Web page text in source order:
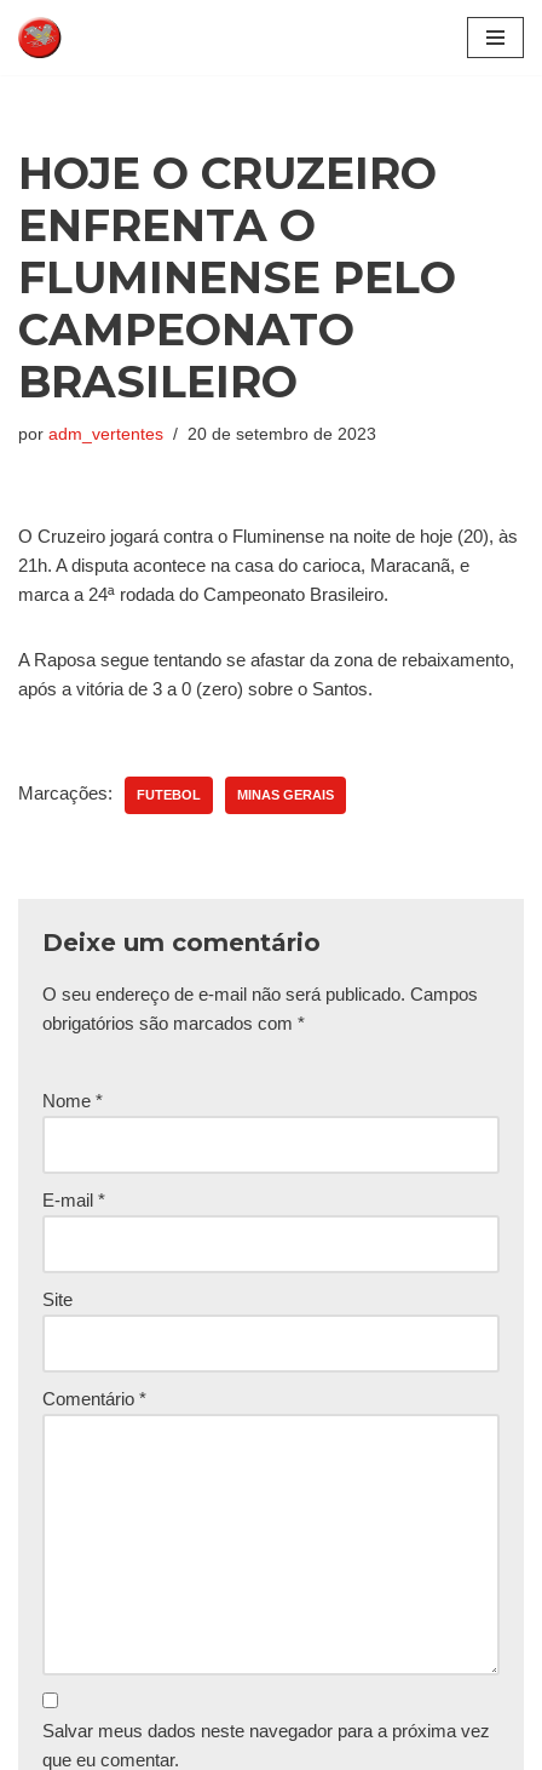
Pular
HOJE O CRUZEIRO
ENFRENTA O
FLUMINENSE PELO
CAMPEONATO
BRASILEIRO
por adm_vertentes 20 de setembro de 2023
O Cruzeiro jogará contra o Fluminense na noite de hoje (20), às
21h. A disputa acontece na casa do carioca, Maracanã, e
marca a 24ª rodada do Campeonato Brasileiro.
A Raposa segue tentando se afastar da zona de rebaixamento,
após a vitória de 3 a 0 (zero) sobre o Santos.
Marcações: FUTEBOL MINAS GERAIS
Deixe um comentário
O seu endereço de e-mail não será publicado. Campos
obrigatórios são marcados com *
Nome *
E-mail *
Site
Comentário *
Salvar meus dados neste navegador para a próxima vez
que eu comentar.